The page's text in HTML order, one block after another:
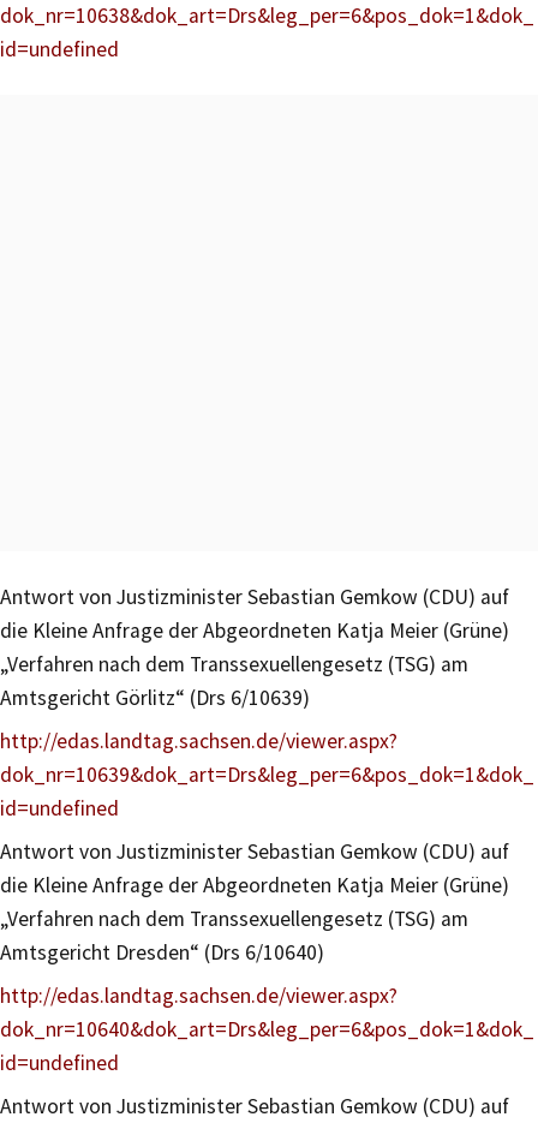
dok_nr=10638&dok_art=Drs&leg_per=6&pos_dok=1&dok_
id=undefined
Antwort von Justizminister Sebastian Gemkow (CDU) auf
die Kleine Anfrage der Abgeordneten Katja Meier (Grüne)
„Verfahren nach dem Transsexuellengesetz (TSG) am
Amtsgericht Görlitz“ (Drs 6/10639)
http://edas.landtag.sachsen.de/viewer.aspx?
dok_nr=10639&dok_art=Drs&leg_per=6&pos_dok=1&dok_
id=undefined
Antwort von Justizminister Sebastian Gemkow (CDU) auf
die Kleine Anfrage der Abgeordneten Katja Meier (Grüne)
„Verfahren nach dem Transsexuellengesetz (TSG) am
Amtsgericht Dresden“ (Drs 6/10640)
http://edas.landtag.sachsen.de/viewer.aspx?
dok_nr=10640&dok_art=Drs&leg_per=6&pos_dok=1&dok_
id=undefined
Antwort von Justizminister Sebastian Gemkow (CDU) auf